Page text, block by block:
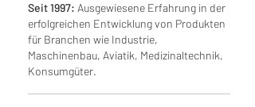
Seit 1997: Ausgewiesene Erfahrung in der
erfolgreichen Entwicklung von Produkten
für Branchen wie Industrie,
Maschinenbau, Aviatik, Medizinaltechnik,
Konsumgüter.